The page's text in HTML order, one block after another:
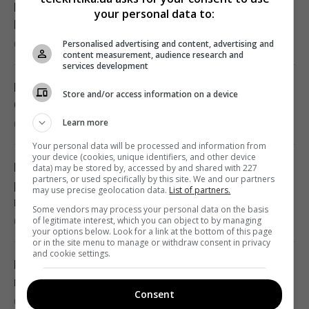
Гороскоп на 7 августа: Овнам - отношения,
Рыбам - источник силы
07:10 пятница, 07 августа 2026
Магнитная буря приближается: штормить
будет минимум два дня (график)
07:10 пятница, 07 августа 2026
Путин может напасть на НАТО уже осенью:
разведка США опубликовала новый
прогноз, - WSJ
06:46 пятница, 07 августа 2026
Влияет ли глобальное потепление на
погоду в пустыне: что говорят учёные
06:37 пятница, 07 августа 2026
your personal data to:
Personalised advertising and content, advertising and
content measurement, audience research and
services development
Store and/or access information on a device
Learn more
Your personal data will be processed and information from
your device (cookies, unique identifiers, and other device
data) may be stored by, accessed by and shared with 227
partners, or used specifically by this site. We and our partners
may use precise geolocation data. List of partners.
Some vendors may process your personal data on the basis
of legitimate interest, which you can object to by managing
your options below. Look for a link at the bottom of this page
or in the site menu to manage or withdraw consent in privacy
and cookie settings.
Consent